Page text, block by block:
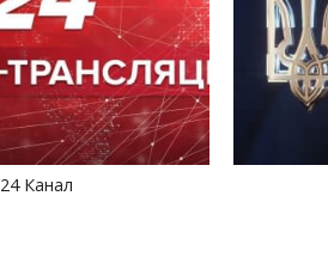
24 Канал